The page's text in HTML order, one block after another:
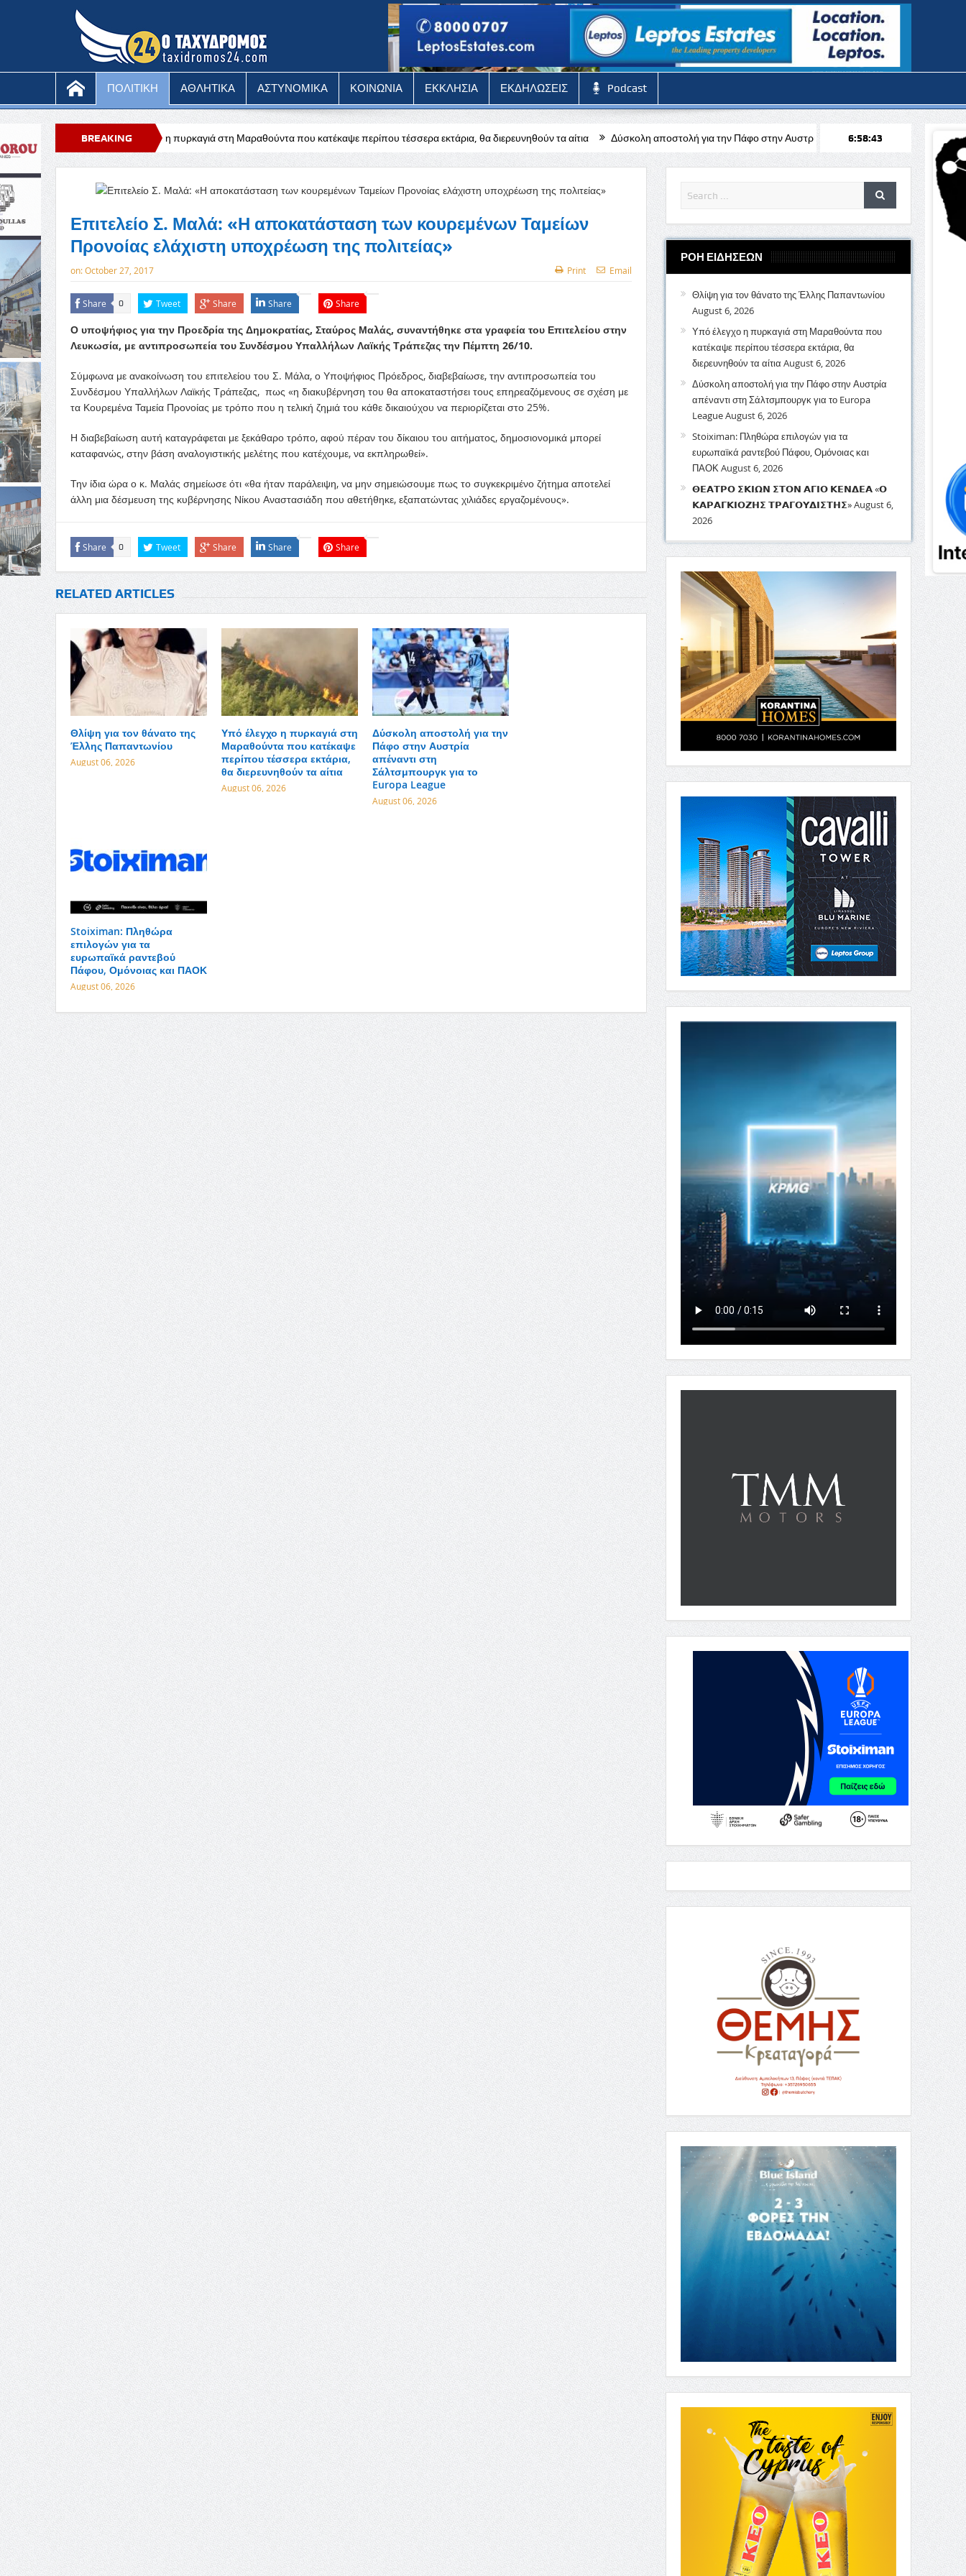
ΠΟΛΙΤΙΚΗ ΑΘΛΗΤΙΚΑ ΑΣΤΥΝΟΜΙΚΑ ΚΟΙΝΩΝΙΑ ΕΚΚΛΗΣΙΑ ΕΚΔΗΛΩΣΕΙΣ Podcast
BREAKING
NEWS
Υπό έλεγχο η πυρκαγιά στη Μαραθούντα που κατέκαψε περίπου τέσσερα εκτάρια, θα διερευνηθούν τα αίτια Δύσκολη αποστολή για την Πάφο στην Αυστρία απέναντι στη Σάλτσμπουργκ για το Europa League
6:58:45
Επιτελείο Σ. Μαλά: «Η αποκατάσταση των κουρεμένων Ταμείων
Προνοίας ελάχιστη υποχρέωση της πολιτείας»
on:October 27, 2017 Print Email
Share 0 Tweet Share Share Share
Ο υποψήφιος για την Προεδρία της Δημοκρατίας, Σταύρος Μαλάς, συναντήθηκε στα γραφεία του Επιτελείου στην
Λευκωσία, με αντιπροσωπεία του Συνδέσμου Υπαλλήλων Λαϊκής Τράπεζας την Πέμπτη 26/10.
Σύμφωνα με ανακοίνωση του επιτελείου του Σ. Μάλα, ο Υποψήφιος Πρόεδρος, διαβεβαίωσε, την αντιπροσωπεία του
Συνδέσμου Υπαλλήλων Λαϊκής Τράπεζας, πως «η διακυβέρνηση του θα αποκαταστήσει τους επηρεαζόμενους σε σχέση με
τα Κουρεμένα Ταμεία Προνοίας με τρόπο που η τελική ζημιά του κάθε δικαιούχου να περιορίζεται στο 25%.
Η διαβεβαίωση αυτή καταγράφεται με ξεκάθαρο τρόπο, αφού πέραν του δίκαιου του αιτήματος, δημοσιονομικά μπορεί
καταφανώς, στην βάση αναλογιστικής μελέτης που κατέχουμε, να εκπληρωθεί».
Την ίδια ώρα ο κ. Μαλάς σημείωσε ότι «θα ήταν παράλειψη, να μην σημειώσουμε πως το συγκεκριμένο ζήτημα αποτελεί
άλλη μια δέσμευση της κυβέρνησης Νίκου Αναστασιάδη που αθετήθηκε, εξαπατώντας χιλιάδες εργαζομένους».
Share 0 Tweet Share Share Share
RELATED ARTICLES
Θλίψη για τον θάνατο της
Έλλης Παπαντωνίου
August 06, 2026
Υπό έλεγχο η πυρκαγιά στη
Μαραθούντα που κατέκαψε
περίπου τέσσερα εκτάρια,
θα διερευνηθούν τα αίτια
August 06, 2026
Δύσκολη αποστολή για την
Πάφο στην Αυστρία
απέναντι στη
Σάλτσμπουργκ για το
Europa League
August 06, 2026
Stoiximan: Πληθώρα
επιλογών για τα
ευρωπαϊκά ραντεβού
Πάφου, Ομόνοιας και ΠΑΟΚ
August 06, 2026
ΡΟΗ ΕΙΔΗΣΕΩΝ
Θλίψη για τον θάνατο της Έλλης Παπαντωνίου
August 6, 2026
Υπό έλεγχο η πυρκαγιά στη Μαραθούντα που
κατέκαψε περίπου τέσσερα εκτάρια, θα
διερευνηθούν τα αίτια August 6, 2026
Δύσκολη αποστολή για την Πάφο στην Αυστρία
απέναντι στη Σάλτσμπουργκ για το Europa
LeagueAugust 6, 2026
Stoiximan: Πληθώρα επιλογών για τα
ευρωπαϊκά ραντεβού Πάφου, Ομόνοιας και
ΠΑΟΚAugust 6, 2026
𝝝𝝚𝝖𝝩𝝦𝝤 𝝨𝝟𝝞𝝮𝝢 𝝨𝝩𝝤𝝢 𝝖𝝘𝝞𝝤 𝝟𝝚𝝢𝝙𝝚𝝖 «𝝤
𝝟𝝖𝝦𝝖𝝘𝝟𝝞𝝤𝝛𝝜𝝨 𝝩𝝦𝝖𝝘𝝤𝝪𝝙𝝞𝝨𝝩𝝜𝝨»August 6,
2026